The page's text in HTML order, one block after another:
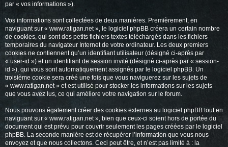
par « vos informations »).
Vos informations sont collectées de deux manières. Premièrement, en
naviguant sur « www.ratigan.net », le logiciel phpBB créera un certain nombre
de cookies, qui sont des petits fichiers textes téléchargés dans les fichiers
temporaires du navigateur Internet de votre ordinateur. Les deux premiers
cookies ne contiennent qu’un identifiant utilisateur (désigné ci-après par
« user-id ») et un identifiant de session invité (désigné ci-après par « session-
id »), qui vous sont automatiquement assignés par le logiciel phpBB. Un
troisième cookie sera créé une fois que vous naviguerez sur les sujets de
« www.ratigan.net » et est utilisé pour stocker les informations sur les sujets
que vous avez lus, ce qui améliore votre navigation sur le forum.
Nous pouvons également créer des cookies externes au logiciel phpBB tout en
naviguant sur « www.ratigan.net », bien que ceux-ci soient hors de portée du
document qui est prévu pour couvrir seulement les pages créées par le logiciel
phpBB. La seconde manière est de récupérer l’information que vous nous
envoyez et que nous collectons. Ceci peut être, et n’est pas limité à : la